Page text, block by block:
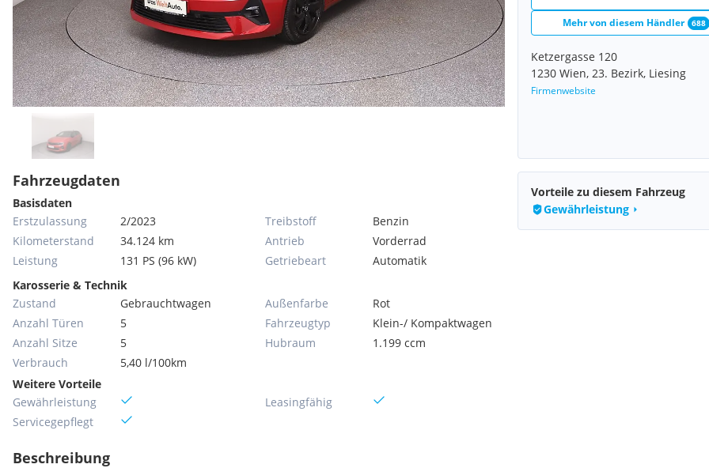
Mehr von diesem Händler 688
Ketzergasse 120
1230 Wien, 23. Bezirk, Liesing
Firmenwebsite
Fahrzeugdaten
Basisdaten
Erstzulassung
2/2023
Kilometerstand
34.124 km
Leistung
131 PS (96 kW)
Treibstoff
Benzin
Antrieb
Vorderrad
Getriebeart
Automatik
Karosserie & Technik
Zustand
Gebrauchtwagen
Anzahl Türen
5
Anzahl Sitze
5
Verbrauch
5,40 l/100km
Außenfarbe
Rot
Fahrzeugtyp
Klein-/ Kompaktwagen
Hubraum
1.199 ccm
Weitere Vorteile
Gewährleistung
Servicegepflegt
Leasingfähig
Beschreibung
Vorteile zu diesem Fahrzeug
Gewährleistung